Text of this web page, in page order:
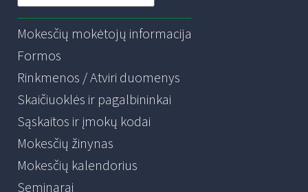
Mokesčių mokėtojų informacija
Formos
Rinkmenos / Atviri duomenys
Skaičiuoklės ir pagalbininkai
Sąskaitos ir įmokų kodai
Mokesčių žinynas
Mokesčių kalendorius
Seminarai